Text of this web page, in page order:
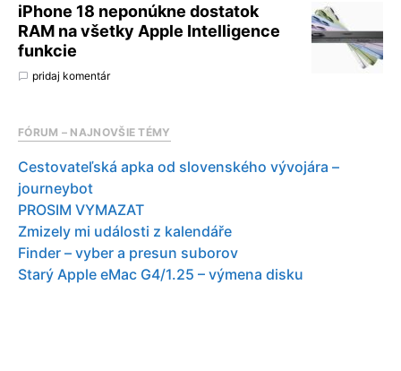
iPhone 18 neponúkne dostatok
RAM na všetky Apple Intelligence
funkcie
pridaj komentár
FÓRUM – NAJNOVŠIE TÉMY
Cestovateľská apka od slovenského vývojára –
journeybot
PROSIM VYMAZAT
Zmizely mi události z kalendáře
Finder – vyber a presun suborov
Starý Apple eMac G4/1.25 – výmena disku